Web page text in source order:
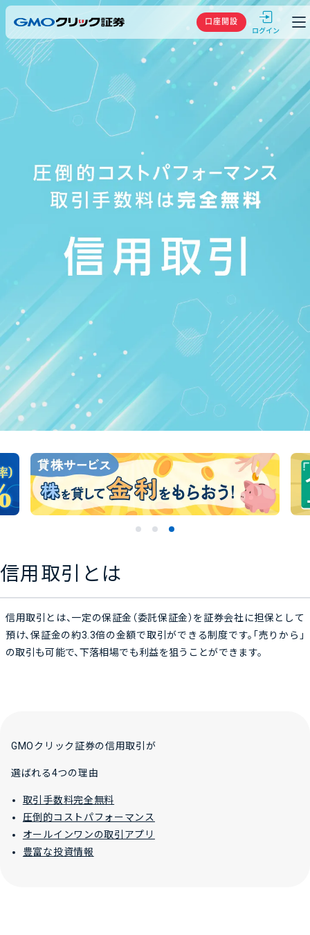
GMOクリック
口座開設
信用取引とは
信用取引とは、一定の保証金（委託保証金）を証券会社に担保として
預け、保証金の約3.3倍の金額で取引ができる制度です。 「売りから」
の取引も可能で、下落相場でも利益を狙うことができます。
GMOクリック証券の信用取引が
選ばれる4つの理由
取引手数料完全無料
圧倒的コストパフォーマンス
オールインワンの取引アプリ
豊富な投資情報